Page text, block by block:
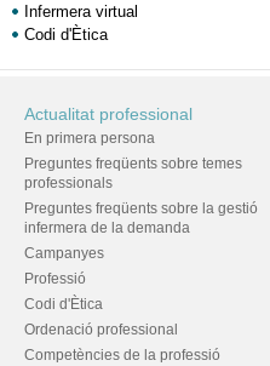
Infermera virtual
Codi d'Ètica
Actualitat professional
En primera persona
Preguntes freqüents sobre temes
professionals
Preguntes freqüents sobre la gestió
infermera de la demanda
Campanyes
Professió
Codi d'Ètica
Ordenació professional
Competències de la professió